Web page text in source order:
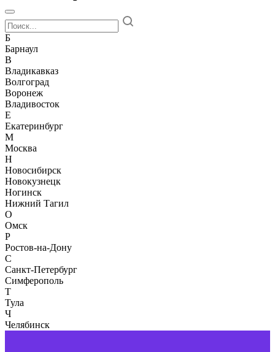
Б
Барнаул
В
Владикавказ
Волгоград
Воронеж
Владивосток
Е
Екатеринбург
М
Москва
Н
Новосибирск
Новокузнецк
Ногинск
Нижний Тагил
О
Омск
Р
Ростов-на-Дону
С
Санкт-Петербург
Симферополь
Т
Тула
Ч
Челябинск